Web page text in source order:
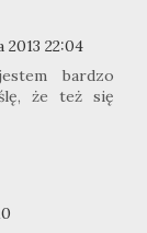
2013 22:04
bardzo
że też się